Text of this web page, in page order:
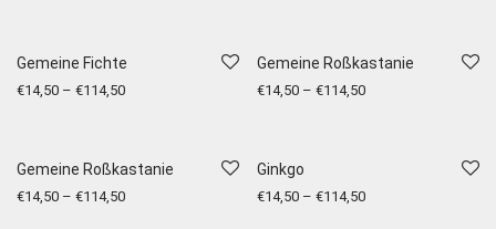
Gemeine Fichte
€14,50 – €114,50
Gemeine Roßkastanie
€14,50 – €114,50
Gemeine Roßkastanie
€14,50 – €114,50
Ginkgo
€14,50 – €114,50